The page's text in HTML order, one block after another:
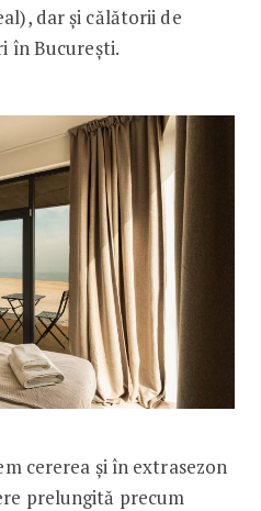
dar și călătorii de
în București.
cererea și în extrasezon
prelungită precum